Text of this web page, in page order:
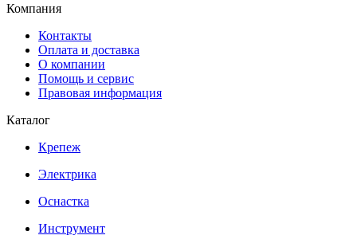
Компания
Контакты
Оплата и доставка
О компании
Помощь и сервис
Правовая информация
Каталог
Крепеж
Электрика
Оснастка
Инструмент